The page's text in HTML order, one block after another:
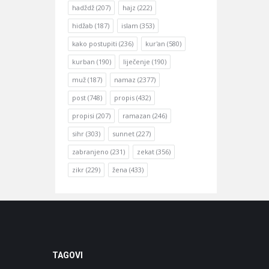
hadždž (207) hajz (222)
hidžab (187) islam (353)
kako postupiti (236) kur'an (580)
kurban (190) liječenje (190)
muž (187) namaz (2377)
post (748) propis (432)
propisi (207) ramazan (246)
sihr (303) sunnet (227)
zabranjeno (231) zekat (356)
zikr (229) žena (433)
TAGOVI